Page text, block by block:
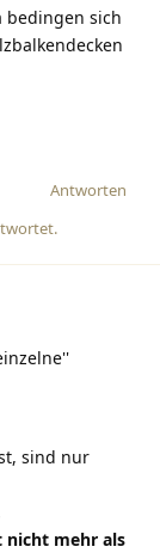
bedingen sich
Antworten
sind nur
nicht mehr als